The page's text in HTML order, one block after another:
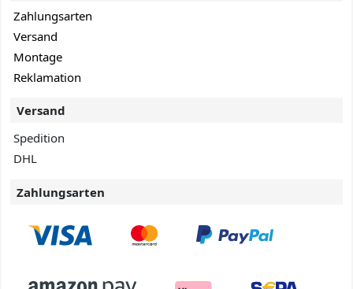
Zahlungsarten
Versand
Montage
Reklamation
Versand
Spedition
DHL
Zahlungsarten